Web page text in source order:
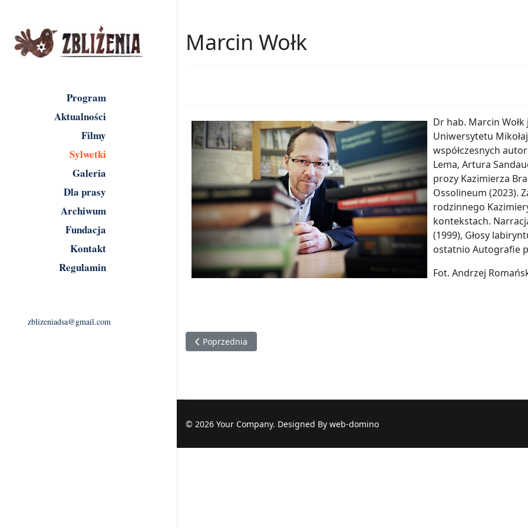
Program
Aktualności
Filmy
Sylwetki
Galeria
Dla prasy
Archiwum
Fundacja
Kontakt
Regulamin
zblizeniadsa@gmail.com
Marcin Wołk
Dr hab. Marcin
Uniwersytetu
współczesnych
Lema, Artura
prozy Kazimierza
Ossolineum (2023).
rodzinnego
kontekstach.
(1999), Głosy
ostatnio Autografie
Fot. Andrzej
Poprzednia strona: Beata Krzywda
Poprzednia
© 2026 Your Company. Designed By web-domino